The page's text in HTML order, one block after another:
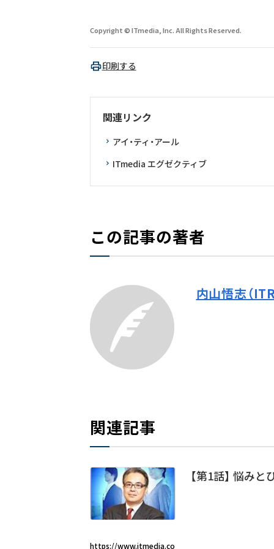
Copyright © ITmedia, Inc. All Rights Reserved.
印刷する
関連リンク
アイ・ティ・アール
ITmedia エグゼクティブ
この記事の著者
内山悟志（ITR
関連記事
【第1話】 悩みと
https://www.itmedia.co